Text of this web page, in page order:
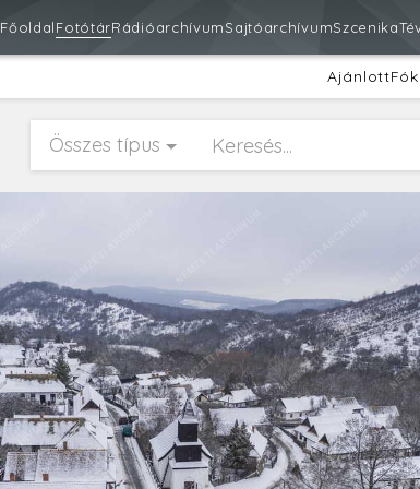
FőoldalFotótárRádióarchívumSajtóarchívumSzcenika
Ajánlott
Összes típus